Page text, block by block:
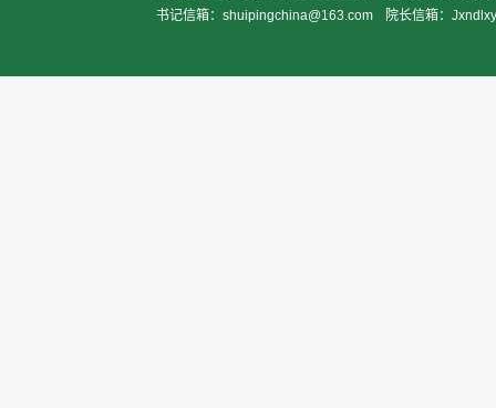
书记信箱：shuipingchina@163.com
院长信箱：